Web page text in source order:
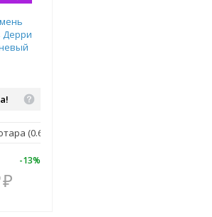
Дерри
(0.62 м2)
-13%
₽